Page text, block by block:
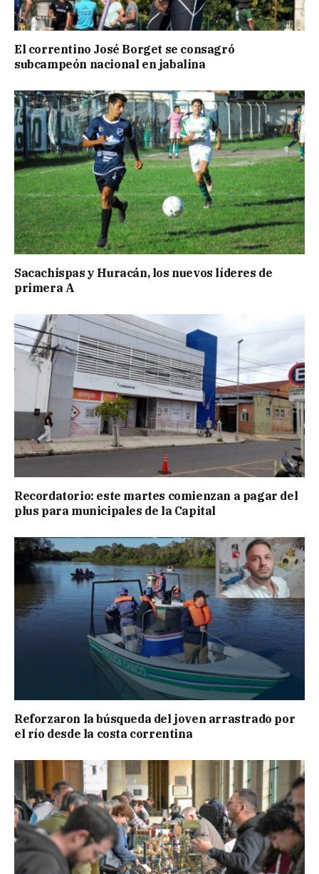
El correntino José Borget se consagró
subcampeón nacional en jabalina
Sacachispas y Huracán, los nuevos líderes de
primera A
Recordatorio: este martes comienzan a pagar del
plus para municipales de la Capital
Reforzaron la búsqueda del joven arrastrado por
el río desde la costa correntina